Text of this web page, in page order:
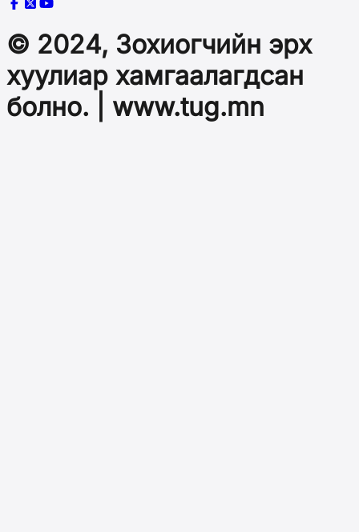
© 2024, Зохиогчийн эрх
хуулиар хамгаалагдсан
болно. | www.tug.mn